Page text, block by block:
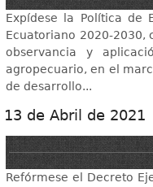
Expídese la Política de
Ecuatoriano 2020-
observancia y
agropecuario, en el
de desarrollo...
13 de Abril de 2021
Refórmese el Decreto